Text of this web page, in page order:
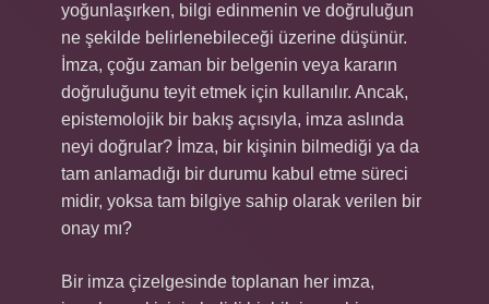
yoğunlaşırken, bilgi edinmenin ve doğruluğun
ne şekilde belirlenebileceği üzerine düşünür.
İmza, çoğu zaman bir belgenin veya kararın
doğruluğunu teyit etmek için kullanılır. Ancak,
epistemolojik bir bakış açısıyla, imza aslında
neyi doğrular? İmza, bir kişinin bilmediği ya da
tam anlamadığı bir durumu kabul etme süreci
midir, yoksa tam bilgiye sahip olarak verilen bir
onay mı?
Bir imza çizelgesinde toplanan her imza,